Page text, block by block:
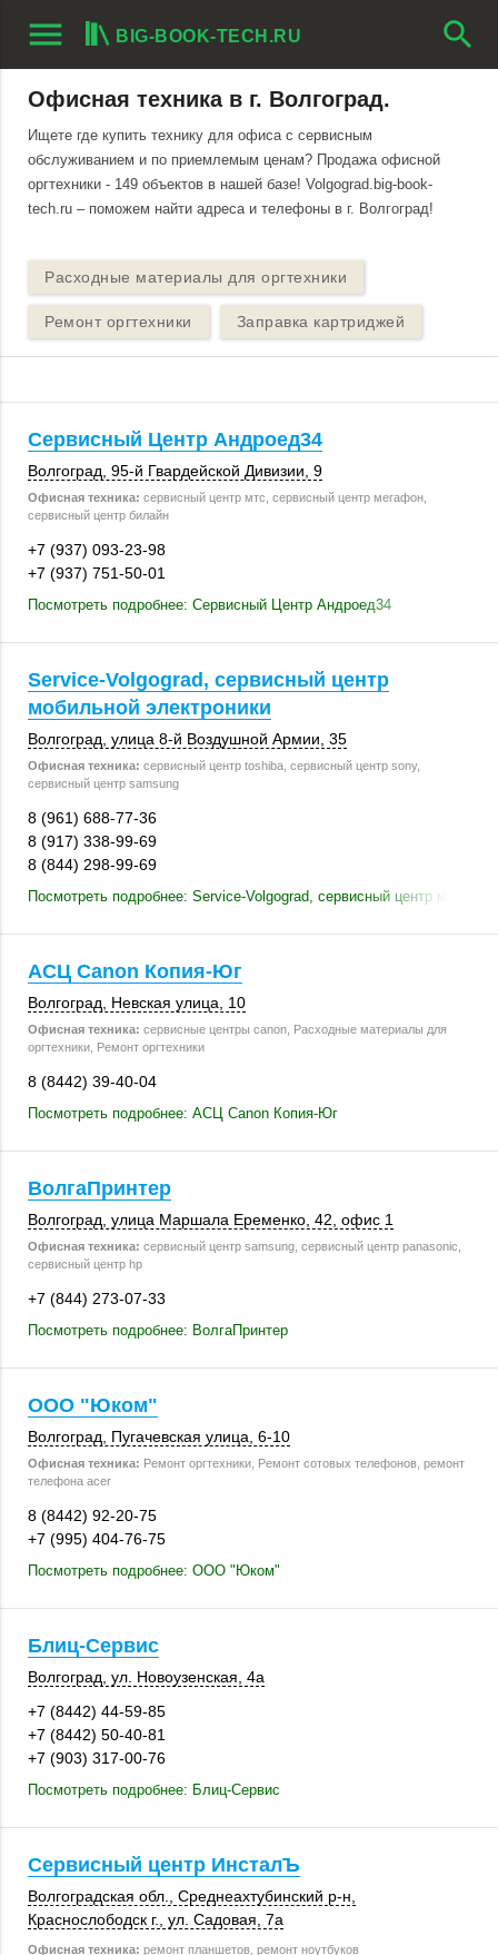
menu BIG-BOOK-TECH.RU search
Офисная техника в г. Волгоград.
Ищете где купить технику для офиса с сервисным
обслуживанием и по приемлемым ценам? Продажа офисной
оргтехники - 149 объектов в нашей базе! Volgograd.big-book-
tech.ru – поможем найти адреса и телефоны в г. Волгоград!
Расходные материалы для оргтехники
Ремонт оргтехники Заправка картриджей
Сервисный Центр Андроед34
Волгоград , 95-й Гвардейской Дивизии, 9
Офисная техника: сервисный центр мтс, сервисный центр мегафон,
сервисный центр билайн
+7 (937) 093-23-98
+7 (937) 751-50-01
Посмотреть подробнее: Сервисный Центр Андроед34
Service-Volgograd, сервисный центр
мобильной электроники
Волгоград , улица 8-й Воздушной Армии, 35
Офисная техника: сервисный центр toshiba, сервисный центр sony,
сервисный центр samsung
8 (961) 688-77-36
8 (917) 338-99-69
8 (844) 298-99-69
Посмотреть подробнее: Service-Volgograd, сервисный центр
АСЦ Canon Копия-Юг
Волгоград Невская улица, 10
Офисная техника: сервисные центры canon, Расходные материалы для
оргтехники, Ремонт оргтехники
8 (8442) 39-40-04
Посмотреть подробнее: АСЦ Canon Копия-Юг
ВолгаПринтер
Волгоград , улица Маршала Еременко, 42, офис 1
Офисная техника: сервисный центр samsung, сервисный центр panasonic,
сервисный центр hp
+7 (844) 273-07-33
Посмотреть подробнее: ВолгаПринтер
ООО "Юком"
Волгоград Пугачевская улица 6-10
Офисная техника: Ремонт оргтехники, Ремонт сотовых телефонов, ремонт
телефона acer
8 (8442) 92-20-75
+7 (995) 404-76-75
Посмотреть подробнее: ООО "Юком"
Блиц-Сервис
Волгоград , ул. Новоузенская, 4а
+7 (8442) 44-59-85
+7 (8442) 50-40-81
+7 (903) 317-00-76
Посмотреть подробнее: Блиц-Сервис
Сервисный центр ИнсталЪ
Волгоградская обл.
, Среднеахтубинский р-н,
Краснослободск г.
ул. Садовая, 7а
Офисная техника: ремонт планшетов, ремонт ноутбуков